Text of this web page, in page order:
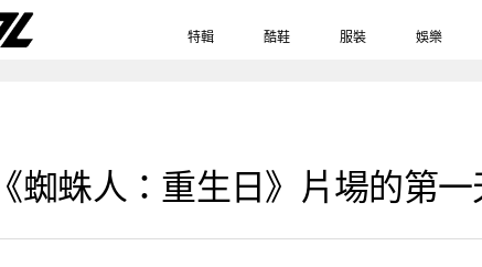
特輯 酷鞋 服裝 娛樂
蜘蛛人：重生日》片場的第